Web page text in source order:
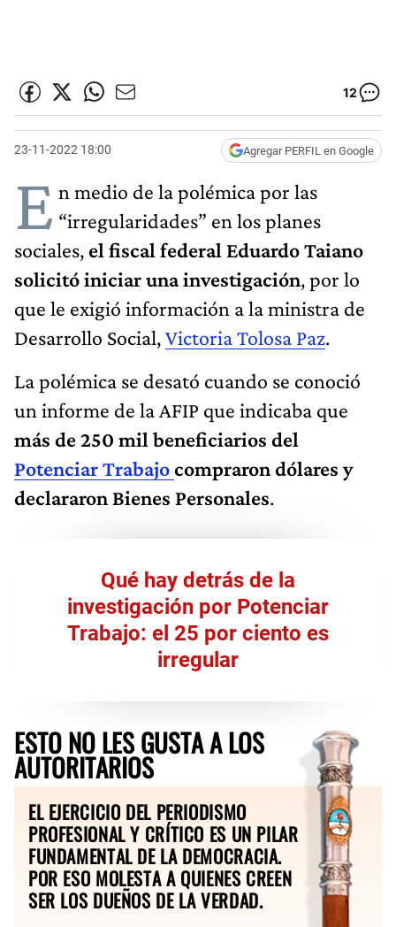
12
23-11-2022 18:00 Agregar PERFIL en Google
E n medio de la polémica por las
“irregularidades” en los planes
sociales, el fiscal federal Eduardo Taiano
solicitó iniciar una investigación, por lo
que le exigió información a la ministra de
Desarrollo Social,Victoria Tolosa Paz.
La polémica se desató cuando se conoció
un informe de la AFIP que indicaba que
más de 250 mil beneficiarios del
Potenciar Trabajocompraron dólares y
declararon Bienes Personales.
Qué hay detrás de la
investigación por Potenciar
Trabajo: el 25 por ciento es
irregular
ESTO NO LES GUSTA A LOS
AUTORITARIOS
EL EJERCICIO DEL PERIODISMO
PROFESIONAL Y CRÍTICO ES UN PILAR
FUNDAMENTAL DE LA DEMOCRACIA.
POR ESO MOLESTA A QUIENES CREEN
SER LOS DUEÑOS DE LA VERDAD.